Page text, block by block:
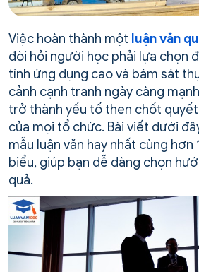
Việc hoàn thành một luận văn
đòi hỏi người học phải lựa chọn
tính ứng dụng cao và bám sát
cảnh cạnh tranh ngày càng
trở thành yếu tố then chốt
của mọi tổ chức. Bài viết dưới
mẫu luận văn hay nhất cùng
biểu, giúp bạn dễ dàng chọn
quả.